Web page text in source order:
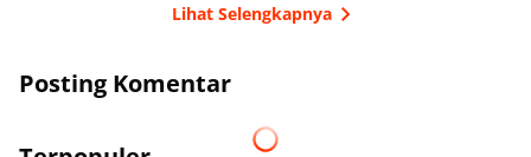
Lihat Selengkapnya
Posting Komentar